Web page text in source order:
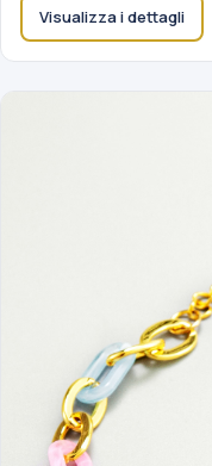
Visualizza i dettagli